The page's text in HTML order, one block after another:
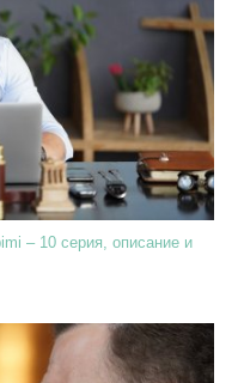
– 10 серия, описание и